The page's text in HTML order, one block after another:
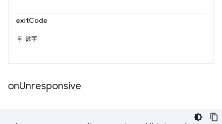
exitCode
數字
onUnresponsive